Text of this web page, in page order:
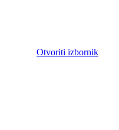
Otvoriti izbornik